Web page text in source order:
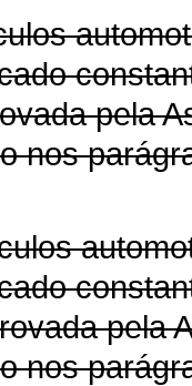
pela
nos
pela
nos